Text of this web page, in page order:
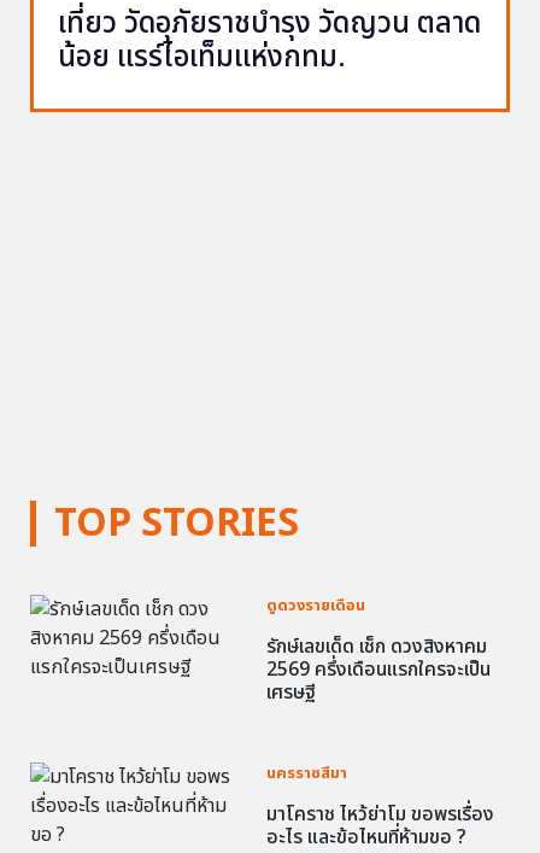
TOP STORIES
ดูดวงรายเดือน
รักษ์เลขเด็ด เช็ก ดวงสิงหาคม
2569 ครึ่งเดือนแรกใครจะเป็น
เศรษฐี
นครราชสีมา
มาโคราช ไหว้ย่าโม ขอพรเรื่อง
อะไร และข้อไหนที่ห้ามขอ ?
เที่ยว วัดอุภัยราชบำรุง วัดญวน ตลาด
น้อย แรร์ไอเท็มแห่งกทม.